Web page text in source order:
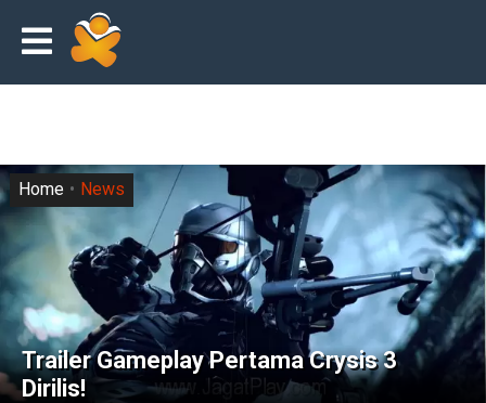
Trailer Gameplay Pertama Crysis 3
Dirilis!
Home News